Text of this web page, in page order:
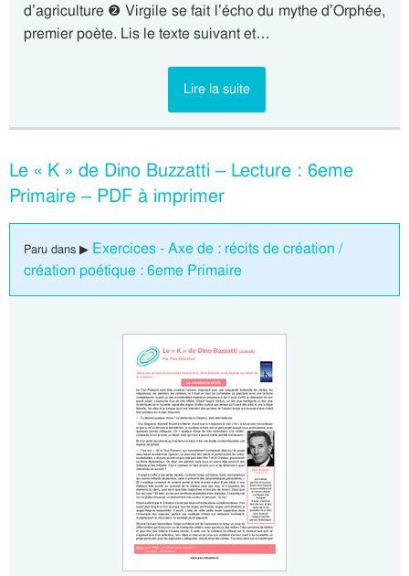
d’agriculture ❷ Virgile se fait l’écho du mythe d’Orphée,
premier poète. Lis le texte suivant et…
Lire la suite
Le « K » de Dino Buzzatti – Lecture : 6eme
Primaire – PDF à imprimer
Paru dans ▶ Exercices - Axe de : récits de création /
création poétique : 6eme Primaire